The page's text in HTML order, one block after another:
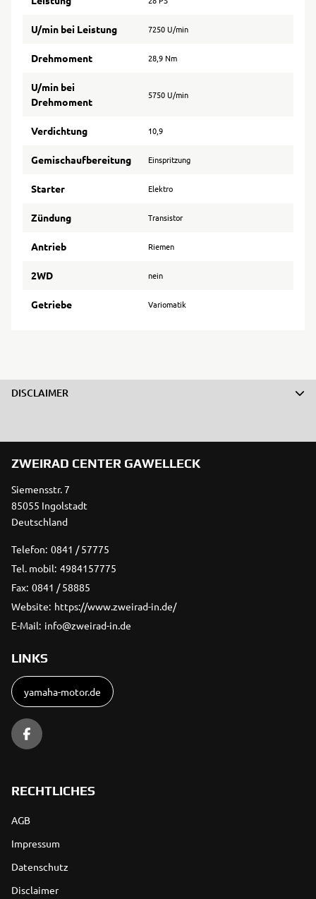
U/min bei Leistung 7250 U/min
Drehmoment 28,9 Nm
U/min bei
Drehmoment
5750 U/min
Verdichtung 10,9
Gemischaufbereitung Einspritzung
Starter Elektro
Zündung Transistor
Antrieb Riemen
2WD nein
Getriebe Variomatik
DISCLAIMER
ZWEIRAD CENTER GAWELLECK
Siemensstr. 7
85055 Ingolstadt
Deutschland
Telefon: 0841 / 57775
Tel. mobil: 4984157775
Fax: 0841 / 58885
Website: https://www.zweirad-in.de/
E-Mail: info@zweirad-in.de
LINKS
yamaha-motor.de
RECHTLICHES
AGB
Impressum
Datenschutz
Disclaimer